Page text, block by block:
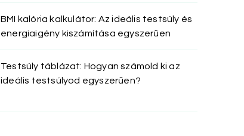
BMI kalória kalkulátor: Az ideális testsúly és
energiaigény kiszámítása egyszerűen
Testsúly táblázat: Hogyan számold ki az
ideális testsúlyod egyszerűen?